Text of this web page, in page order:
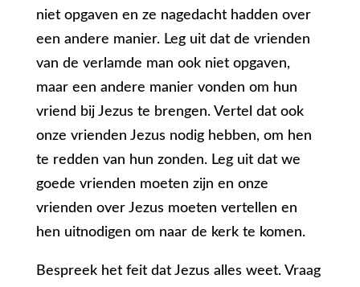
niet opgaven en ze nagedacht hadden over
een andere manier. Leg uit dat de vrienden
van de verlamde man ook niet opgaven,
maar een andere manier vonden om hun
vriend bij Jezus te brengen. Vertel dat ook
onze vrienden Jezus nodig hebben, om hen
te redden van hun zonden. Leg uit dat we
goede vrienden moeten zijn en onze
vrienden over Jezus moeten vertellen en
hen uitnodigen om naar de kerk te komen.
Bespreek het feit dat Jezus alles weet. Vraag